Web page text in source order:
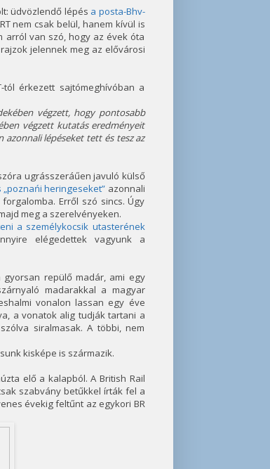
üdvözlendő lépés a posta-Bhv-
nem csak belül, hanem kívül is
arról van szó, hogy az évek óta
jelennek meg az elővárosi
tól érkezett sajtómeghívóban a
végzett, hogy pontosabb
végzett kutatás eredményeit
lépéseket tett és tesz az
ugrásszeráűen javuló külső
heringeseket” azonnali
Erről szó sincs. Úgy
meg a szerelvényeken.
a személykocsik utasterének
elégedettek vagyunk a
gyorsan repülő madár, ami egy
madarakkal a magyar
vonalon lassan egy éve
a vonatok alig tudják tartani a
siralmasak. A többi, nem
kisképe is származik.
elő a kalapból. A British Rail
szabvány betűkkel írták fel a
évekig feltűnt az egykori BR